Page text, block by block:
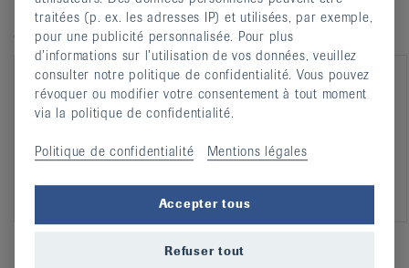
Merck Sharp & Dohme SA et Pfizer SA n’ont pas
d’influence sur le contenu.
MSD Merck Sharp
& Dohme AG
Pfizer AG
Facebook
TwitterTwitterEmail
traitées (p. ex. les adresses IP) et utilisées, par exemple,
pour une publicité personnalisée. Pour plus
d’informations sur l’utilisation de vos données, veuillez
consulter notre politique de confidentialité. Vous pouvez
révoquer ou modifier votre consentement à tout moment
via la politique de confidentialité.
Politique de confidentialité Mentions légales
Accepter tous
Refuser tout